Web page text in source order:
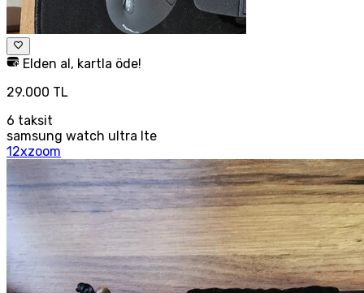
Elden al, kartla öde!
29.000 TL
6 taksit
samsung watch ultra lte
12xzoom